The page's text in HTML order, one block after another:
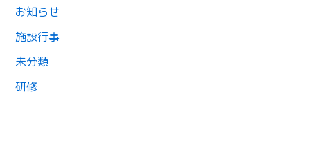
お知らせ
施設行事
未分類
研修